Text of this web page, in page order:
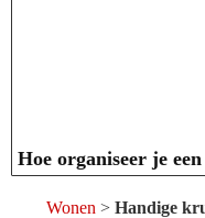
Hoe organiseer je
Wonen > Handige